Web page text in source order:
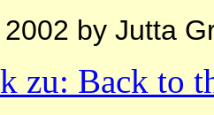
by Jutta
zu: Back to